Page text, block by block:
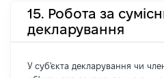
15. Робота за
декларування
У суб'єкта декларування чи